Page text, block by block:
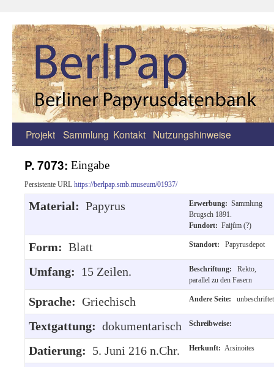
Zum
springen
Projekt Sammlung Kontakt Nutzungshinweise
P. 7073: Eingabe
Persistente URL https://berlpap.smb.museum/01937/
Material: Papyrus Erwerbung: Sammlung
Brugsch 1891.
Fundort: Faijûm (?)
Form: Blatt Standort: Papyrusdepot
Umfang: 15 Zeilen. Beschriftung:
Rekto,
parallel zu den Fasern
Sprache: Griechisch Andere Seite: unbeschriftet
Textgattung: dokumentarisch Schreibweise:
Datierung: 5. Juni 216 n.Chr. Herkunft: Arsinoites